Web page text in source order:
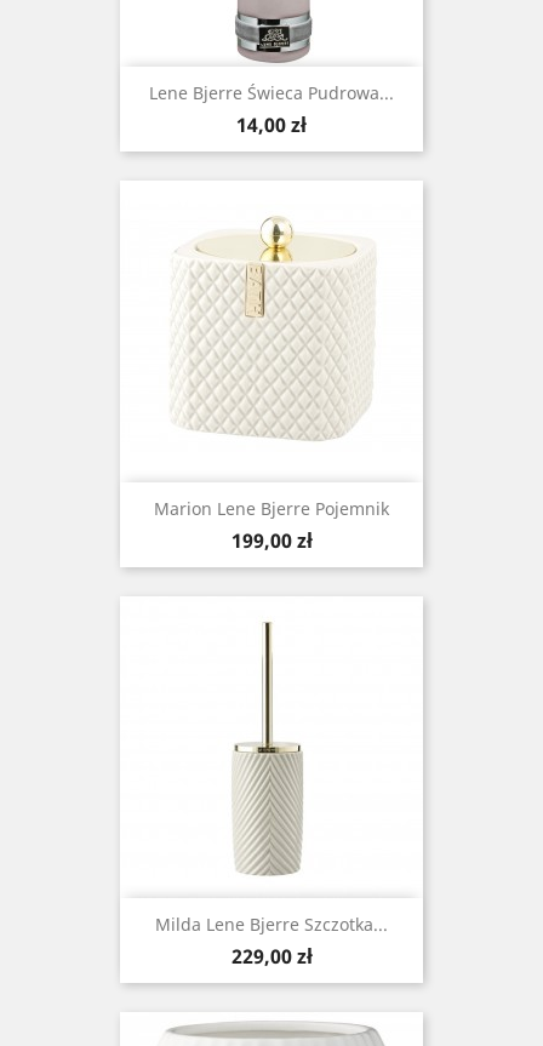
Lene Bjerre Świeca Pudrowa ...
Cena
14,00 zł
Marion Lene Bjerre Pojemnik
Cena
199,00 zł
Milda Lene Bjerre Szczotka...
Cena
229,00 zł